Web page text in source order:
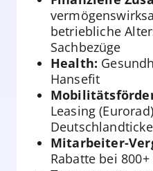
betriebliche
Sachbezüge
Health:
Hansefit
Leasing
Mitarbeiter-
Rabatte bei